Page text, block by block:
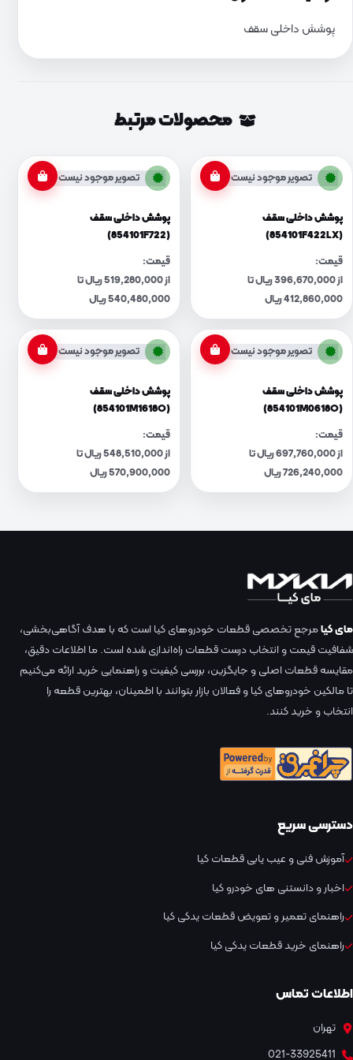
پوشش داخلی سقف
محصولات مرتبط
تصویر موجود نیست
پوشش داخلی سقف
(854101F422LX)
قیمت:
از 396,670,000 ریال تا
412,860,000 ریال
تصویر موجود نیست
پوشش داخلی سقف
(854101F722)
قیمت:
از 519,280,000 ریال تا
540,480,000 ریال
تصویر موجود نیست
پوشش داخلی سقف
(854101M0618O)
قیمت:
از 697,760,000 ریال تا
726,240,000 ریال
تصویر موجود نیست
پوشش داخلی سقف
(854101M1618O)
قیمت:
از 548,510,000 ریال تا
570,900,000 ریال
مای کیامرجع تخصصی قطعات خودروهای کیا است که با هدف آگاهی‌بخشی،
شفافیت قیمت و انتخاب درست قطعات راه‌اندازی شده است. ما اطلاعات دقیق،
مقایسه قطعات اصلی و جایگزین، بررسی کیفیت و راهنمایی خرید ارائه می‌کنیم
تا مالکین خودروهای کیا و فعالان بازار بتوانند با اطمینان، بهترین قطعه را
انتخاب و خرید کنند.
دسترسی سریع
آموزش فنی و عیب یابی قطعات کیا
اخبار و دانستنی های خودرو کیا
راهنمای تعمیر و تعویض قطعات یدکی کیا
راهنمای خرید قطعات یدکی کیا
اطلاعات تماس
تهران
021-33925411